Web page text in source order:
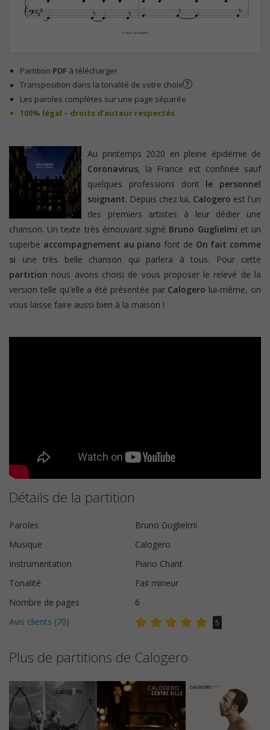
© 2020 Les Poupées

       
Partition PDF à télécharger
Transposition dans la tonalité de votre choix
Les paroles complètes sur une page séparée
100% légal – droits d’auteur respectés
Au printemps 2020 en pleine épidémie de
Coronavirus, la France est confinée sauf
quelques professions dont le personnel
soignant. Depuis chez lui, Calogero est l'un
des premiers artistes à leur dédier une
chanson. Un texte très émouvant signé Bruno Guglielmi et un
superbe accompagnement au piano font de On fait comme
si une très belle chanson qui parlera à tous. Pour cette
partition nous avons choisi de vous proposer le relevé de la
version telle qu'elle a été présentée par Calogero lui-même, on
vous laisse faire aussi bien à la maison !
Détails de la partition
Paroles
Bruno Guglielmi
Musique
Calogero
Instrumentation
Piano Chant
Tonalité
Fa♯ mineur
Nombre de pages
6
Avis clients (70) 5
Plus de partitions de Calogero